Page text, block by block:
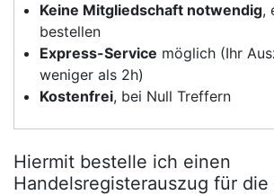
Keine Mitgliedschaft notwendig,
bestellen
Express-Service möglich (Ihr
weniger als 2h)
Kostenfrei, bei Null Treffern
Hiermit bestelle ich einen
Handelsregisterauszug für die